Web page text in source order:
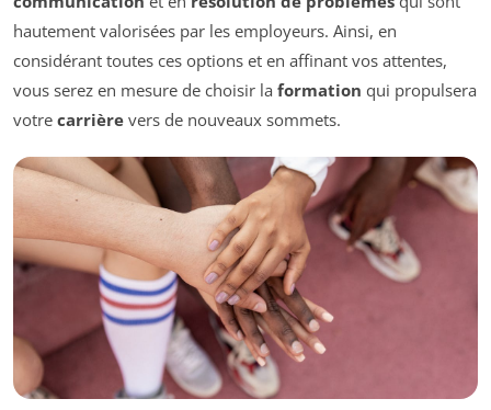
hautement valorisées par les employeurs. Ainsi, en
considérant toutes ces options et en affinant vos attentes,
vous serez en mesure de choisir la formation qui propulsera
votre carrière vers de nouveaux sommets.